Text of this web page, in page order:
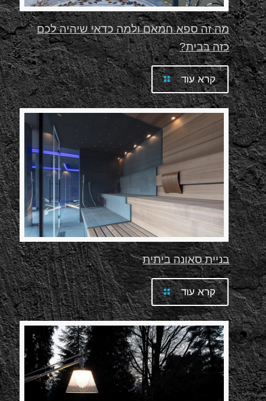
מה זה ספא חמאם ולמה כדאי שיהיה לכם
כזה בבית?
קרא עוד
בניית סאונה ביתית
קרא עוד